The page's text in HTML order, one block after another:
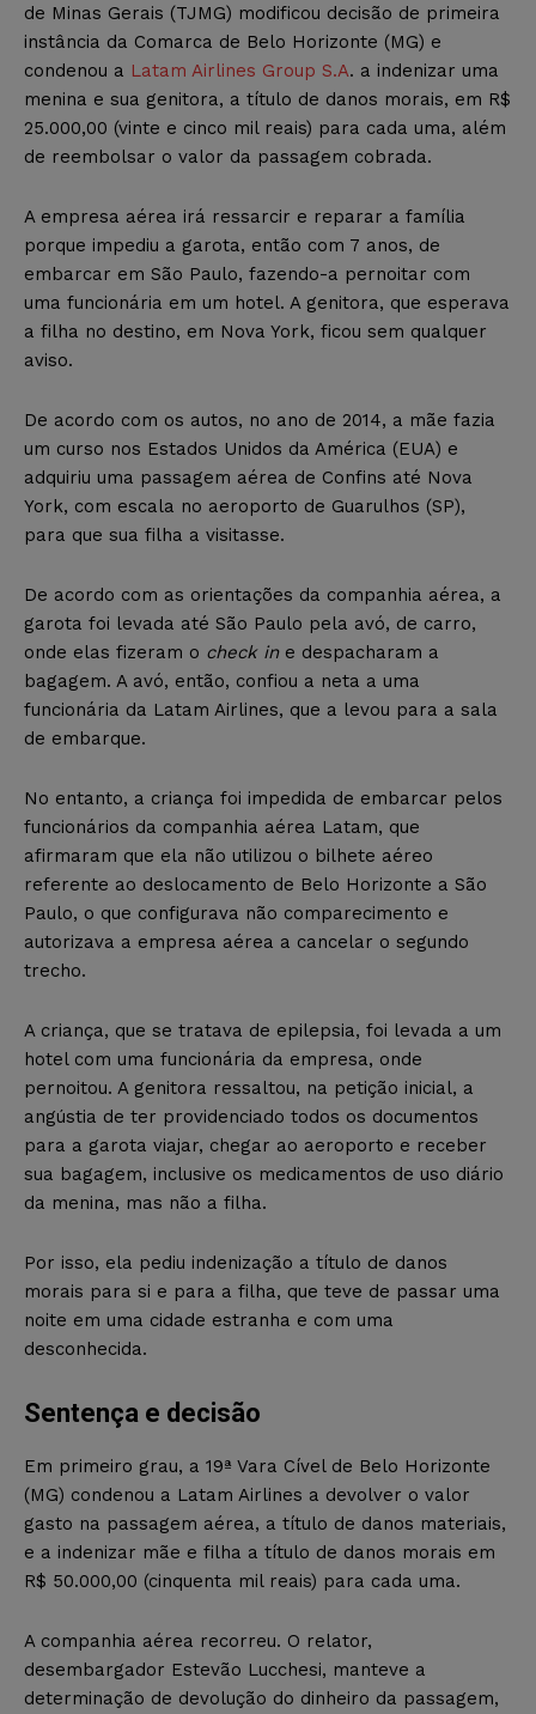
de Minas Gerais (TJMG) modificou decisão de primeira
instância da Comarca de Belo Horizonte (MG) e
condenou a Latam Airlines Group S.A. a indenizar uma
menina e sua genitora, a título de danos morais, em R$
25.000,00 (vinte e cinco mil reais) para cada uma, além
de reembolsar o valor da passagem cobrada.
A empresa aérea irá ressarcir e reparar a família
porque impediu a garota, então com 7 anos, de
embarcar em São Paulo, fazendo-a pernoitar com
uma funcionária em um hotel. A genitora, que esperava
a filha no destino, em Nova York, ficou sem qualquer
aviso.
De acordo com os autos, no ano de 2014, a mãe fazia
um curso nos Estados Unidos da América (EUA) e
adquiriu uma passagem aérea de Confins até Nova
York, com escala no aeroporto de Guarulhos (SP),
para que sua filha a visitasse.
De acordo com as orientações da companhia aérea, a
garota foi levada até São Paulo pela avó, de carro,
onde elas fizeram o check ine despacharam a
bagagem. A avó, então, confiou a neta a uma
funcionária da Latam Airlines, que a levou para a sala
de embarque.
No entanto, a criança foi impedida de embarcar pelos
funcionários da companhia aérea Latam, que
afirmaram que ela não utilizou o bilhete aéreo
referente ao deslocamento de Belo Horizonte a São
Paulo, o que configurava não comparecimento e
autorizava a empresa aérea a cancelar o segundo
trecho.
A criança, que se tratava de epilepsia, foi levada a um
hotel com uma funcionária da empresa, onde
pernoitou. A genitora ressaltou, na petição inicial, a
angústia de ter providenciado todos os documentos
para a garota viajar, chegar ao aeroporto e receber
sua bagagem, inclusive os medicamentos de uso diário
da menina, mas não a filha.
Por isso, ela pediu indenização a título de danos
morais para si e para a filha, que teve de passar uma
noite em uma cidade estranha e com uma
desconhecida.
Sentença e decisão
Em primeiro grau, a 19ª Vara Cível de Belo Horizonte
(MG) condenou a Latam Airlines a devolver o valor
gasto na passagem aérea, a título de danos materiais,
e a indenizar mãe e filha a título de danos morais em
R$ 50.000,00 (cinquenta mil reais) para cada uma.
A companhia aérea recorreu. O relator,
desembargador Estevão Lucchesi, manteve a
determinação de devolução do dinheiro da passagem,